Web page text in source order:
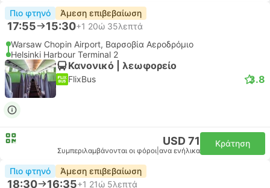
Πιο φτηνό Άμεση επιβεβαίωση
17:55 15:30+1 20ώ 35λεπτά
Warsaw Chopin Airport, Βαρσοβία Αεροδρόμιο
Helsinki Harbour Terminal 2
Κανονικό | λεωφορείο
FlixBus 3.8
USD 71
Συμπεριλαμβάνονται οι φόροι ανα ενήλικα
Κράτηση
Πιο φτηνό Άμεση επιβεβαίωση
18:30 16:35+1 21ώ 5λεπτά